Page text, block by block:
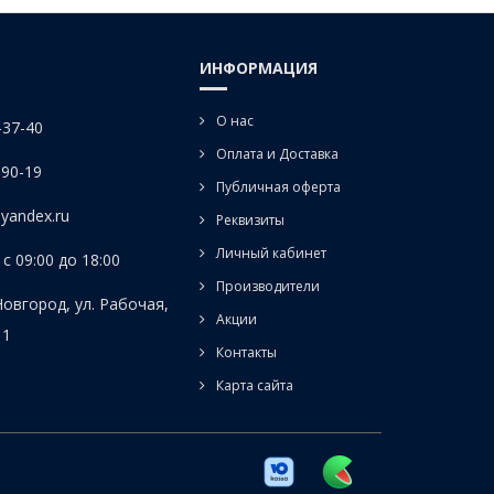
40
19
09:00 до 18:00
ул. Рабочая,
ИНФОРМАЦИЯ
О нас
Оплата и Доставка
Публичная оферта
Реквизиты
Личный кабинет
Производители
Акции
Контакты
Карта сайта